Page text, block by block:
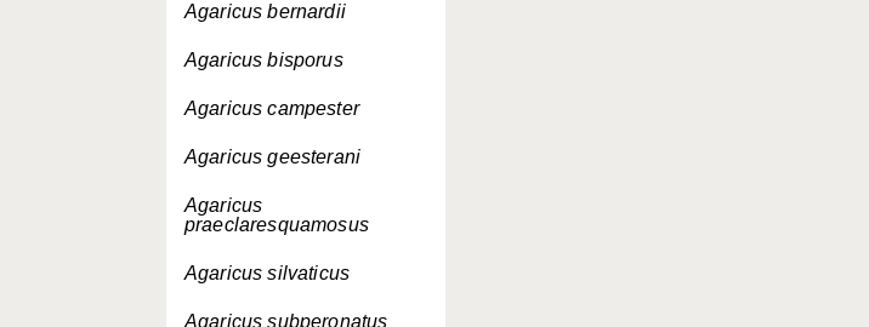
Agaricus bernardii
Agaricus bisporus
Agaricus campester
Agaricus geesterani
Agaricus
praeclaresquamosus
Agaricus silvaticus
Agaricus subperonatus